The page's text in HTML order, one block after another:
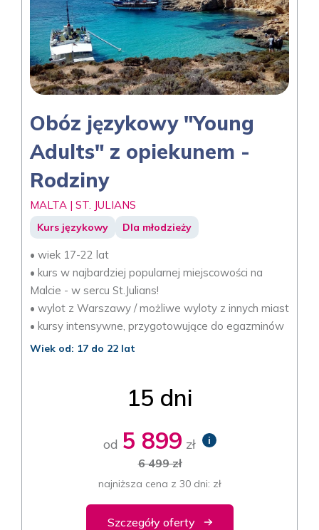
Obóz językowy "Young
Adults" z opiekunem -
Rodziny
MALTA | ST. JULIANS
Kurs językowy Dla młodzieży
• wiek 17-22 lat
• kurs w najbardziej popularnej miejscowości na
Malcie - w sercu St.Julians!
• wylot z Warszawy / możliwe wyloty z innych miast
• kursy intensywne, przygotowujące do egazminów
Wiek od: 17 do 22 lat
15 dni
od 5 899 zł i
6 499 zł
najniższa cena z 30 dni: zł
Szczegóły oferty